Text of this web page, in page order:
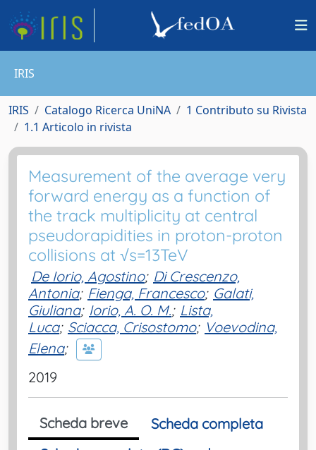
IRIS
IRIS Catalogo Ricerca UniNA
1 Contributo su Rivista
1.1 Articolo in rivista
Measurement of the average very
forward energy as a function of
the track multiplicity at central
pseudorapidities in proton-proton
collisions at √s=13TeV
De Iorio, Agostino; Di Crescenzo,
Antonia; Fienga, Francesco; Galati,
Giuliana; Iorio, A. O. M.; Lista,
Luca; Sciacca, Crisostomo; Voevodina,
Elena;
2019
Scheda breve
Scheda completa